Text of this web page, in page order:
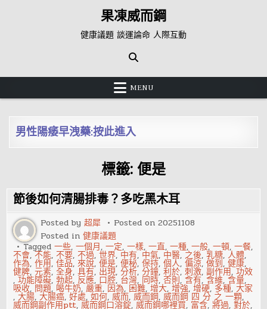
果凍威而鋼
健康議題 談運論命 人際互動
MENU
男性陽痿早洩藥:按此進入
標籤: 便是
節後如何清腸排毒？多吃黑木耳
Posted by超犀 Posted on20251108
Posted in健康議題
Tagged一些,一個月,一定,一樣,一直,一種,一般,一頓,一餐,
不會,不能,不要,不過,世界, 中有, 中氣, 中醫, 之後,乳糖,人體,
作為,作用,佳品,來說,便是,便秘,保持,個人,偏涼,做到,健康,
健脾,元素,全身,具有, 出現,分析,分鐘,利於,刺激,副作用,功效
,功能障礙,勃起, 反應, 口腔, 台灣, 同時,否則,含有,含維,含量,
吸收, 問題, 喝牛奶,嚴重, 因為, 困難,增大,增強,增硬, 多種,大家
,大腸,大腸癌,好處,如何,威而,威而鋼,威而鋼 四 分 之 一顆,
威而鋼副作用ptt,威而鋼口溶錠,威而鋼哪裡買, 富含,將過,對於,